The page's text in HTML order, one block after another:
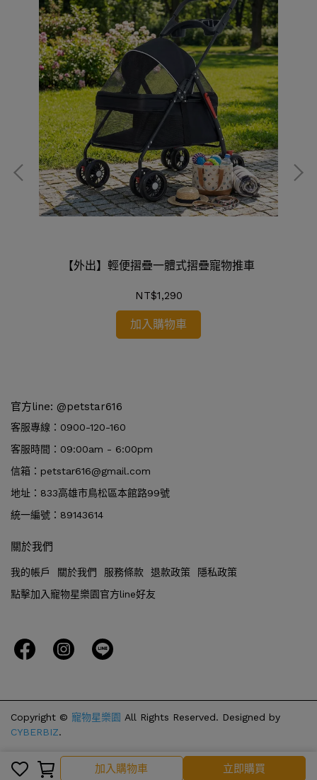
加入購物車
加入購物車 立即購買
【外出】輕便摺疊一體式摺疊寵物推車
NT$1,290
加入購物車
官方line: @petstar616
客服專線：0900-120-160
客服時間：09:00am - 6:00pm
信箱：petstar616@gmail.com
地址：833高雄市鳥松區本館路99號
統一編號：89143614
關於我們
我的帳戶 關於我們 服務條款 退款政策
隱私政策
點擊加入寵物星樂園官方line好友
Copyright © 寵物星樂園 All Rights Reserved. Designed by
CYBERBIZ.